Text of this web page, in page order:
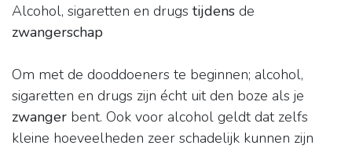
Alcohol, sigaretten en drugs tijdens de
zwangerschap
Om met de dooddoeners te beginnen; alcohol,
sigaretten en drugs zijn écht uit den boze als je
zwanger bent. Ook voor alcohol geldt dat zelfs
kleine hoeveelheden zeer schadelijk kunnen zijn